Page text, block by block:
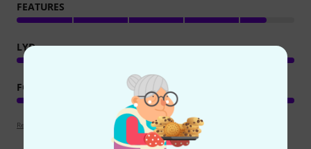
FEATURES
LYD
FORARBEJDNING
Retningslinjer for anmeldelser